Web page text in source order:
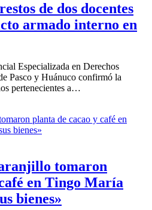
de dos docentes
armado interno en
Especializada en Derechos
Pasco y Huánuco confirmó la
pertenecientes a…
tomaron
en Tingo María
bienes»